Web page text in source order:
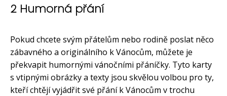
2 Humorná přání
Pokud chcete svým přátelům nebo rodině poslat něco
zábavného a originálního k Vánocům, můžete je
překvapit humornými vánočními přáníčky. Tyto karty
s vtipnými obrázky a texty jsou skvělou volbou pro ty,
kteří chtějí vyjádřit své přání k Vánocům v trochu